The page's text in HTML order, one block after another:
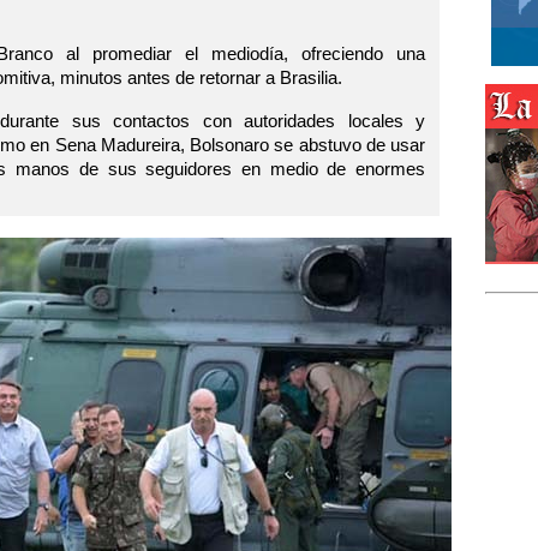
al promediar el mediodía, ofreciendo una
minutos antes de retornar a Brasilia.
sus contactos con autoridades locales y
en Sena Madureira, Bolsonaro se abstuvo de usar
manos de sus seguidores en medio de enormes